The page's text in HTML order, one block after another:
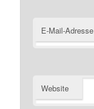
E-Mail-Adresse
Website